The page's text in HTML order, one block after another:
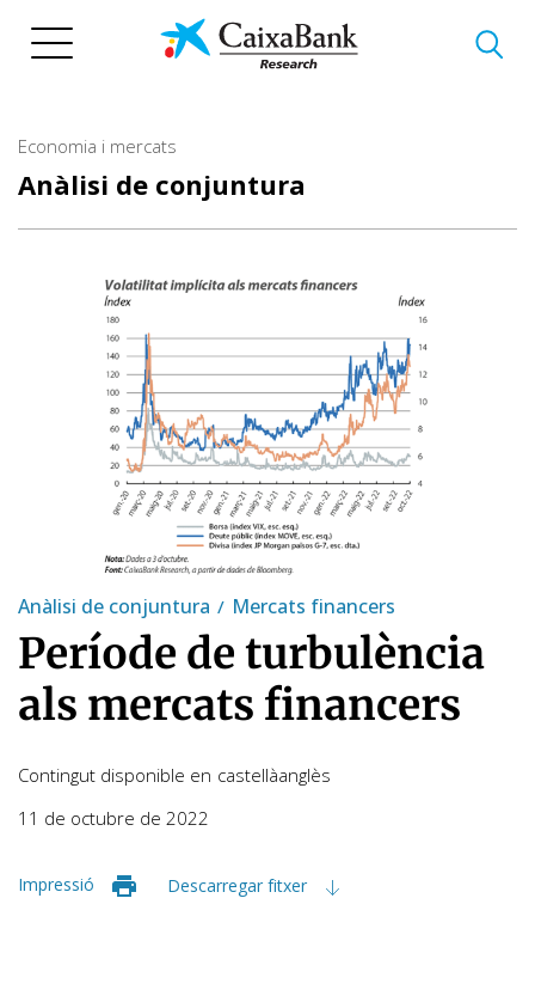
Economia i mercats
Anàlisi de conjuntura
Anàlisi de conjuntura Mercats financers
Període de turbulència
als mercats financers
Contingut disponible en castellàanglès
11 de octubre de 2022
Impressió Descarregar fitxer